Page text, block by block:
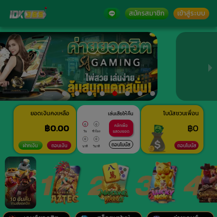
สมัครสมาชิก เข้าสู่ระบบ
ยอดเงินคงเหลือ
฿0.00
ฝากเงิน ถอนเงิน
0
วัน
0
ชั่วโมง
0
นาที
0
วินาที
เล่นเสียให้คืน
คลิกเพื่อ
แสดงยอด
ถอนโบนัส
โบนัสชวนเพื่อน
฿0
ถอนโบนัส